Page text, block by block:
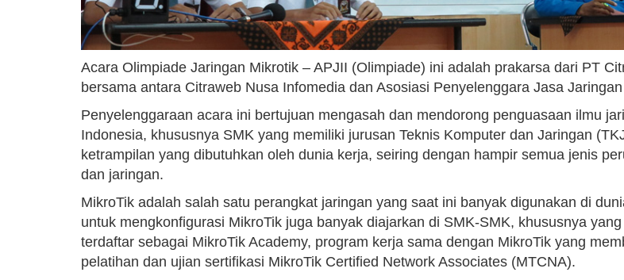
Acara Olimpiade Jaringan Mikrotik – APJII (Olimpiade) ini adalah prakarsa dari PT
bersama antara Citraweb Nusa Infomedia dan Asosiasi Penyelenggara Jasa
Penyelenggaraan acara ini bertujuan mengasah dan mendorong penguasaan ilmu
Indonesia, khususnya SMK yang memiliki jurusan Teknis Komputer dan Jaringan
ketrampilan yang dibutuhkan oleh dunia kerja, seiring dengan hampir semua jenis
dan jaringan.
MikroTik adalah salah satu perangkat jaringan yang saat ini banyak digunakan di
untuk mengkonfigurasi MikroTik juga banyak diajarkan di SMK-SMK, khususnya
terdaftar sebagai MikroTik Academy, program kerja sama dengan MikroTik yang
pelatihan dan ujian sertifikasi MikroTik Certified Network Associates (MTCNA).